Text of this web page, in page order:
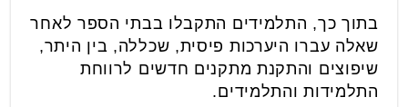
בתוך כך, התלמידים התקבלו בבתי הספר לאחר
שאלה עברו היערכות פיסית, שכללה, בין היתר,
שיפוצים והתקנת מתקנים חדשים לרווחת
התלמידות והתלמידים.